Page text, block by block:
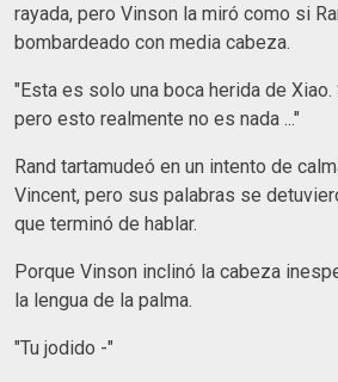
rayada, pero Vinson la miró como si
bombardeado con media cabeza.
"Esta es solo una boca herida de
pero esto realmente no es nada ..."
Rand tartamudeó en un intento de
Vincent, pero sus palabras se
que terminó de hablar.
Porque Vinson inclinó la cabeza
la lengua de la palma.
"Tu jodido -"